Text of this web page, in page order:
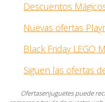
Descuentos
Nuevas ofertas
Black Friday LEGO
Siguen las ofertas
Ofertasenjuguetes puede